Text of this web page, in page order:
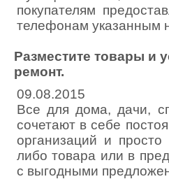
покупателям
телефонам указанным
Разместите товары и
ремонт.
09.08.2015
Все для дома, дачи,
сочетают в себе
организаций и
либо товара или в
с выгодными